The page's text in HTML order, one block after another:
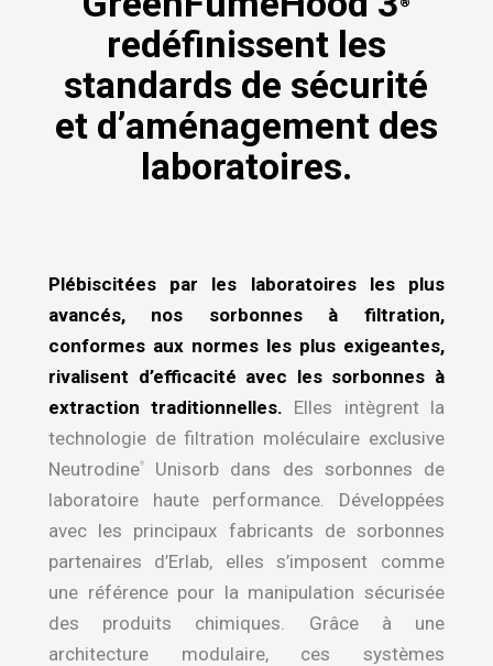
redéfinissent les
standards de sécurité
et d’aménagement des
laboratoires.
Plébiscitées par les laboratoires les plus
avancés, nos sorbonnes à filtration,
conformes aux normes les plus exigeantes,
rivalisent d’efficacité avec les sorbonnes à
extraction traditionnelles. Elles intègrent la
technologie de filtration moléculaire exclusive
Neutrodine®Unisorb dans des sorbonnes de
laboratoire haute performance. Développées
avec les principaux fabricants de sorbonnes
partenaires d’Erlab, elles s’imposent comme
une référence pour la manipulation sécurisée
des produits chimiques. Grâce à une
architecture modulaire, ces systèmes